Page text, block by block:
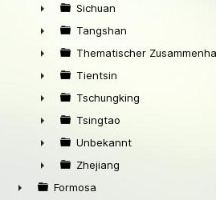
►
►
Sichuan
►
Tangshan
►
Thematischer
►
Tientsin
►
Tschungking
►
Tsingtao
►
Unbekannt
►
Zhejiang
Formosa